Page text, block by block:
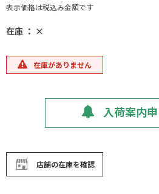
表示価格は税込み金額です
在庫 ： ×
在庫がありません
入荷案内
店舗の在庫を確認